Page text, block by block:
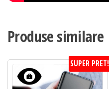
Produse similare
SUPER PRET!